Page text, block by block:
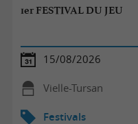
1er FESTIVAL DU JEU
15/08/2026
Vielle-Tursan
Festivals